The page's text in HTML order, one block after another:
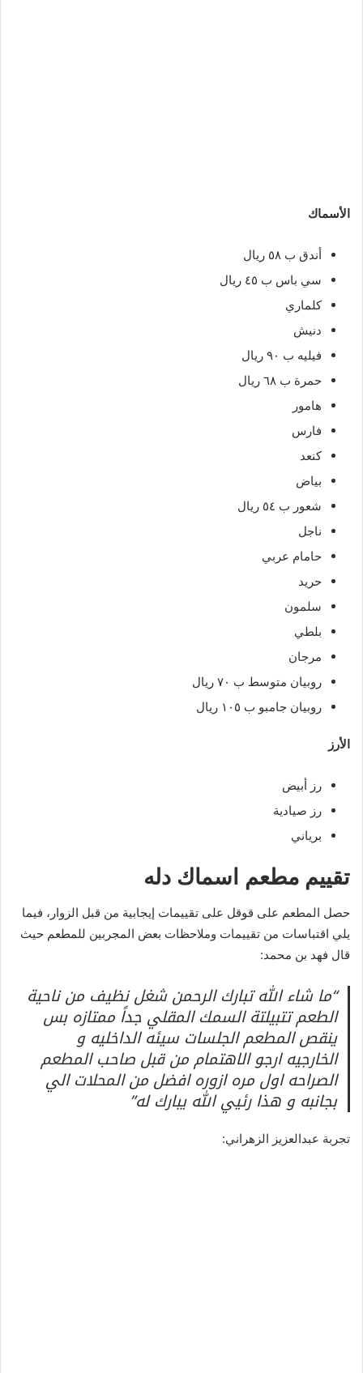
الأسماك
أندق ب ٥٨ ريال
سي باس ب ٤٥ ريال
كلماري
دنيش
فيليه ب ٩٠ ريال
حمرة ب ٦٨ ريال
هامور
فارس
كنعد
بياض
شعور ب ٥٤ ريال
ناجل
حامام عربي
حريد
سلمون
بلطي
مرجان
روبيان متوسط ب ٧٠ ريال
روبيان جامبو ب ١٠٥ ريال
الأرز
رز أبيض
رز صيادية
برياني
تقييم مطعم اسماك دله
حصل المطعم على قوقل على تقييمات إيجابية من قبل الزوار، فيما
يلي اقتباسات من تقييمات وملاحظات بعض المجربين للمطعم حيث
قال فهد بن محمد:
“ما شاء الله تبارك الرحمن شغل نظيف من ناحية
الطعم تتبيلتة السمك المقلي جداً ممتازه بس
ينقص المطعم الجلسات سيئه الداخليه و
الخارجيه ارجو الاهتمام من قبل صاحب المطعم
الصراحه اول مره ازوره افضل من المحلات الي
بجانبه و هذا رئيي الله يبارك له”
تجربة عبدالعزيز الزهراني: